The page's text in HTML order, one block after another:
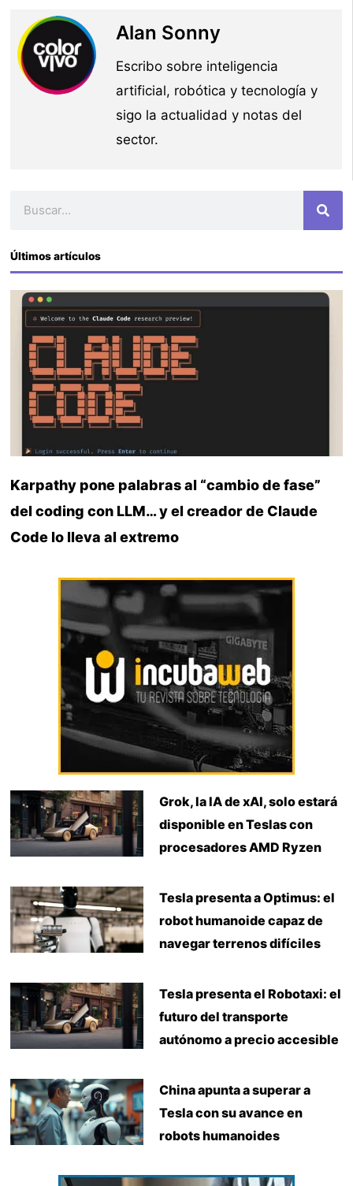
Alan Sonny
Escribo sobre inteligencia
artificial, robótica y tecnología y
sigo la actualidad y notas del
sector.
Últimos artículos
Karpathy pone palabras al “cambio de fase”
del coding con LLM… y el creador de Claude
Code lo lleva al extremo
Grok, la IA de xAI, solo estará
disponible en Teslas con
procesadores AMD Ryzen
Tesla presenta a Optimus: el
robot humanoide capaz de
navegar terrenos difíciles
Tesla presenta el Robotaxi: el
futuro del transporte
autónomo a precio accesible
China apunta a superar a
Tesla con su avance en
robots humanoides